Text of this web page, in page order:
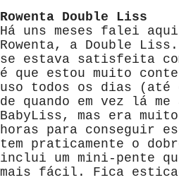
Rowenta Double Liss
Há uns meses falei
Rowenta, a Double
se estava satisfeita
é que estou muito
uso todos os dias (até
de quando em vez lá
BabyLiss, mas era
horas para conseguir
tem praticamente o
inclui um mini-pente
mais fácil. Fica